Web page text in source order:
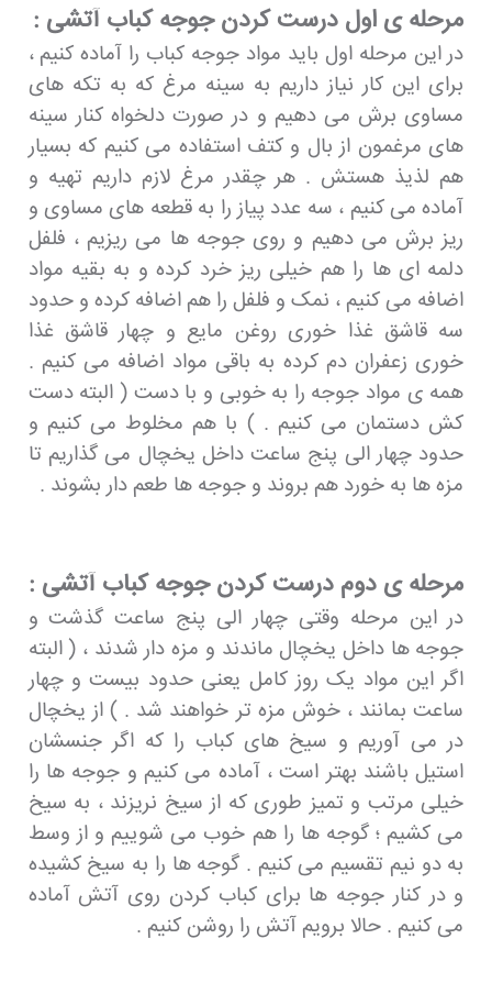
مرحله ی اول درست کردن جوجه کباب آتشی :
در این مرحله اول باید مواد جوجه کباب را آماده کنیم ،
برای این کار نیاز داریم به سینه مرغ که به تکه های
مساوی برش می دهیم و در صورت دلخواه کنار سینه
های مرغمون از بال و کتف استفاده می کنیم که بسیار
هم لذیذ هستش . هر چقدر مرغ لازم داریم تهیه و
آماده می کنیم ، سه عدد پیاز را به قطعه های مساوی و
ریز برش می دهیم و روی جوجه ها می ریزیم ، فلفل
دلمه ای ها را هم خیلی ریز خرد کرده و به بقیه مواد
اضافه می کنیم ، نمک و فلفل را هم اضافه کرده و حدود
سه قاشق غذا خوری روغن مایع و چهار قاشق غذا
خوری زعفران دم کرده به باقی مواد اضافه می کنیم .
همه ی مواد جوجه را به خوبی و با دست ( البته دست
کش دستمان می کنیم . ) با هم مخلوط می کنیم و
حدود چهار الی پنج ساعت داخل یخچال می گذاریم تا
مزه ها به خورد هم بروند و جوجه ها طعم دار بشوند .
مرحله ی دوم درست کردن جوجه کباب آتشی :
در این مرحله وقتی چهار الی پنج ساعت گذشت و
جوجه ها داخل یخچال ماندند و مزه دار شدند ، ( البته
اگر این مواد یک روز کامل یعنی حدود بیست و چهار
ساعت بمانند ، خوش مزه تر خواهند شد . ) از یخچال
در می آوریم و سیخ های کباب را که اگر جنسشان
استیل باشند بهتر است ، آماده می کنیم و جوجه ها را
خیلی مرتب و تمیز طوری که از سیخ نریزند ، به سیخ
می کشیم ؛ گوجه ها را هم خوب می شوییم و از وسط
به دو نیم تقسیم می کنیم . گوجه ها را به سیخ کشیده
و در کنار جوجه ها برای کباب کردن روی آتش آماده
می کنیم . حالا برویم آتش را روشن کنیم .